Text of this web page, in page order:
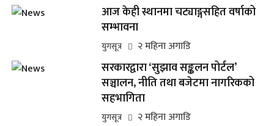
आज केही स्थानमा चट्याङ्गसहित वर्षाको
सम्भावना
युगसूत्र २ महिना अगाडि
सरकारद्वारा ‘सुझाव सङ्कलन पोर्टल’
सञ्चालन, नीति तथा बजेटमा नागरिकको
सहभागिता
युगसूत्र २ महिना अगाडि